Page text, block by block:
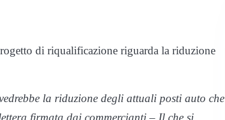
di riqualificazione riguarda la riduzione
la riduzione degli attuali posti auto che
firmata dai commercianti – Il che si